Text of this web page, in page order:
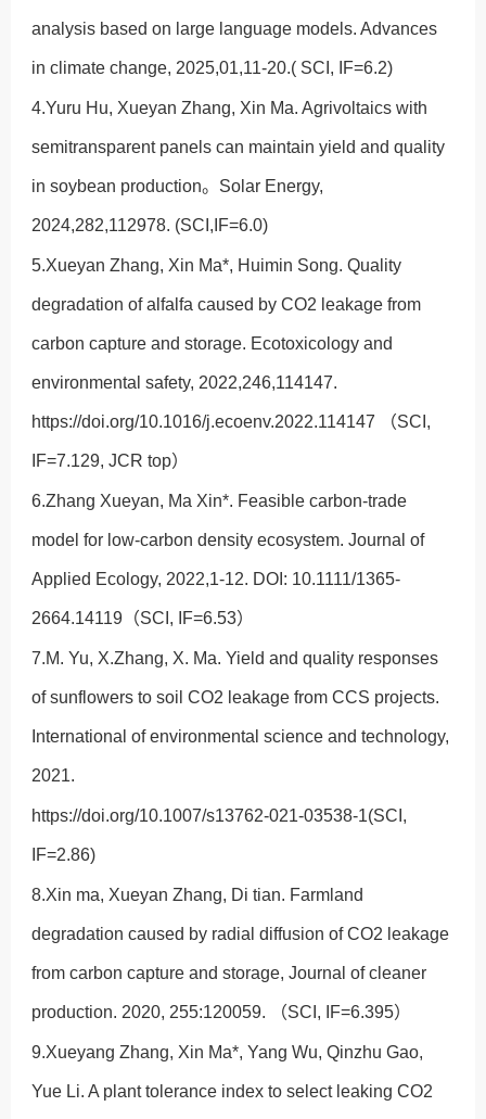
analysis based on large language models. Advances
in climate change, 2025,01,11-20.( SCI, IF=6.2)
4.Yuru Hu, Xueyan Zhang, Xin Ma. Agrivoltaics with
semitransparent panels can maintain yield and quality
in soybean production。Solar Energy,
2024,282,112978. (SCI,IF=6.0)
5.Xueyan Zhang, Xin Ma*, Huimin Song. Quality
degradation of alfalfa caused by CO2 leakage from
carbon capture and storage. Ecotoxicology and
environmental safety, 2022,246,114147.
https://doi.org/10.1016/j.ecoenv.2022.114147 （SCI,
IF=7.129, JCR top）
6.Zhang Xueyan, Ma Xin*. Feasible carbon-trade
model for low-carbon density ecosystem. Journal of
Applied Ecology, 2022,1-12. DOI: 10.1111/1365-
2664.14119（SCI, IF=6.53）
7.M. Yu, X.Zhang, X. Ma. Yield and quality responses
of sunflowers to soil CO2 leakage from CCS projects.
International of environmental science and technology,
2021.
https://doi.org/10.1007/s13762-021-03538-1(SCI,
IF=2.86)
8.Xin ma, Xueyan Zhang, Di tian. Farmland
degradation caused by radial diffusion of CO2 leakage
from carbon capture and storage, Journal of cleaner
production. 2020, 255:120059. （SCI, IF=6.395）
9.Xueyang Zhang, Xin Ma*, Yang Wu, Qinzhu Gao,
Yue Li. A plant tolerance index to select leaking CO2